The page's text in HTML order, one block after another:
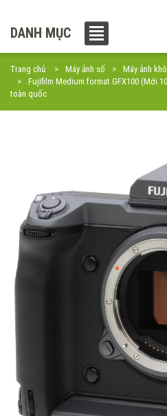
DANH MỤC
Trang chủ Máy ảnh số Máy ảnh
Fujifilm Medium format GFX100 (Mới
toàn quốc